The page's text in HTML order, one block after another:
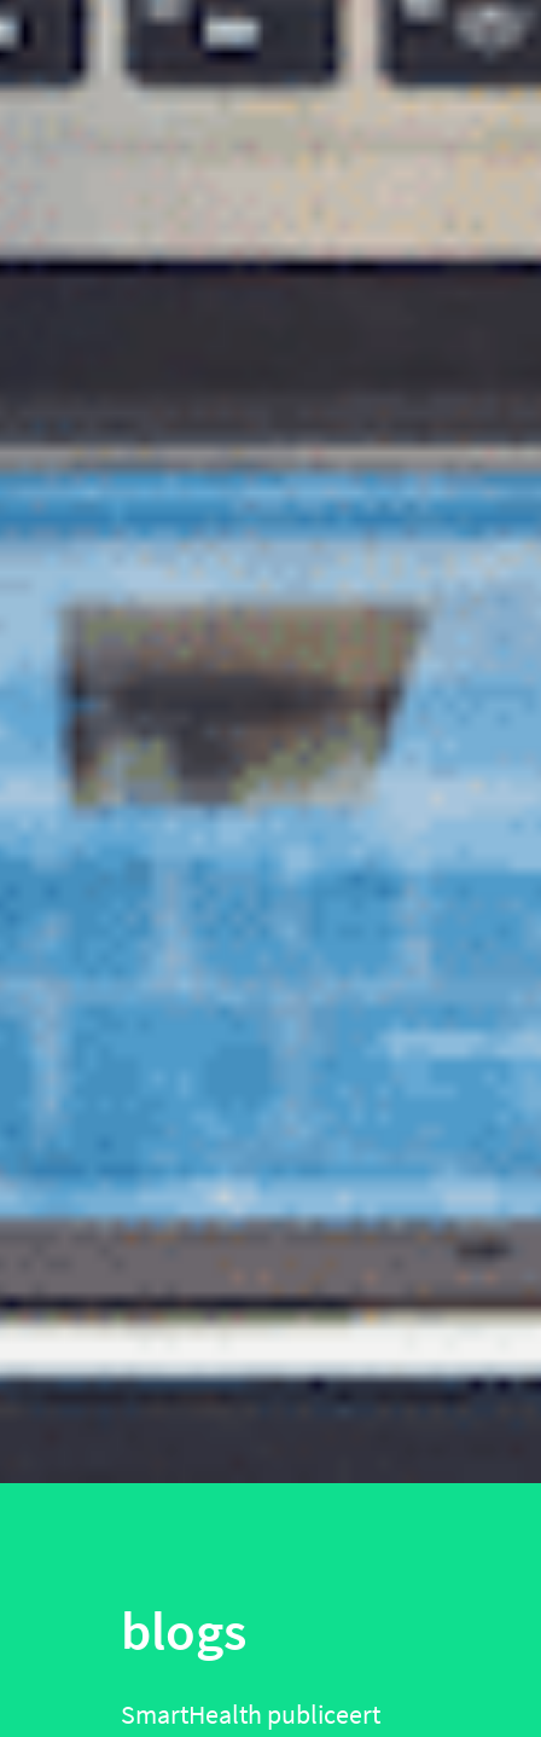
blogs
SmartHealth publiceert